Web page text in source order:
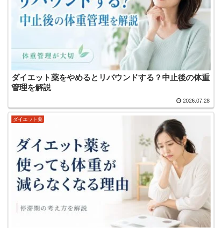
ダイエット薬をやめるとリバウンドする？中止後の体重
管理を解説
2026.07.28
ダイエット薬